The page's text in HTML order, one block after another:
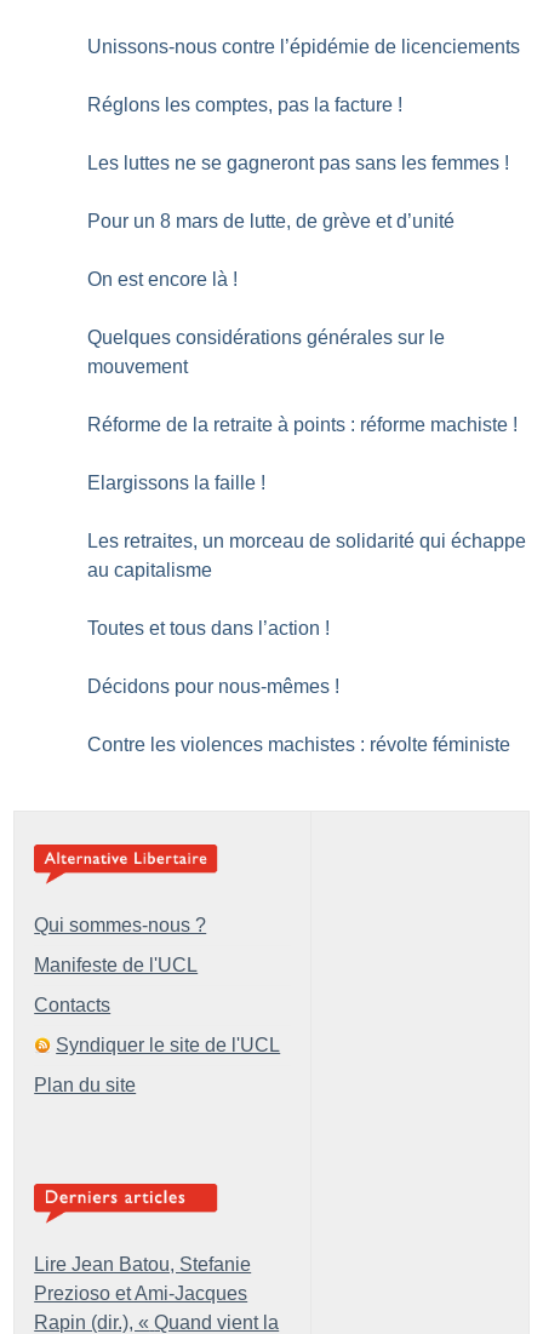
Unissons-nous contre l’épidémie de licenciements
Réglons les comptes, pas la facture !
Les luttes ne se gagneront pas sans les femmes !
Pour un 8 mars de lutte, de grève et d’unité
On est encore là !
Quelques considérations générales sur le
mouvement
Réforme de la retraite à points : réforme machiste !
Elargissons la faille !
Les retraites, un morceau de solidarité qui échappe
au capitalisme
Toutes et tous dans l’action !
Décidons pour nous-mêmes !
Contre les violences machistes : révolte féministe
Qui sommes-nous ?
Manifeste de l'UCL
Contacts
Syndiquer le site de l'UCL
Plan du site
Lire Jean Batou, Stefanie
Prezioso et Ami-Jacques
Rapin (dir.), « Quand vient la